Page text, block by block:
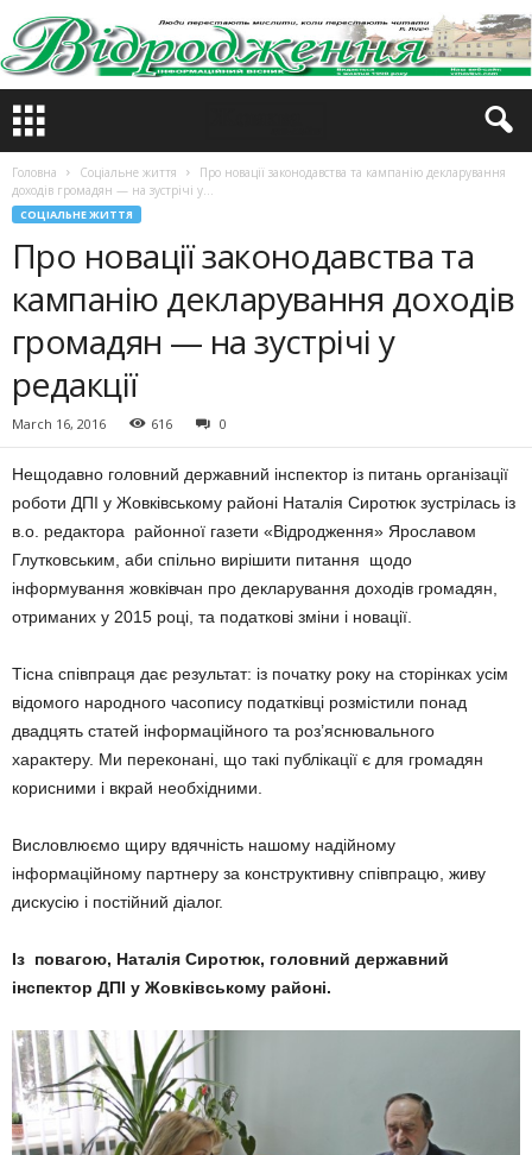
Головна Соціальне життя
Про новації законодавства та кампанію декларування
доходів громадян — на зустрічі у...
СОЦІАЛЬНЕ ЖИТТЯ
Про новації законодавства та
кампанію декларування доходів
громадян — на зустрічі у
редакції
March 16, 2016 616 0
Нещодавно головний державний інспектор із питань організації
роботи ДПІ у Жовківському районі Наталія Сиротюк зустрілась із
в.о. редактора районної газети «Відродження» Ярославом
Глутковським, аби спільно вирішити питання щодо
інформування жовківчан про декларування доходів громадян,
отриманих у 2015 році, та податкові зміни і новації.
Тісна співпраця дає результат: із початку року на сторінках усім
відомого народного часопису податківці розмістили понад
двадцять статей інформаційного та роз’яснювального
характеру. Ми переконані, що такі публікації є для громадян
корисними і вкрай необхідними.
Висловлюємо щиру вдячність нашому надійному
інформаційному партнеру за конструктивну співпрацю, живу
дискусію і постійний діалог.
Із повагою, Наталія Сиротюк, головний державний
інспектор ДПІ у Жовківському районі.